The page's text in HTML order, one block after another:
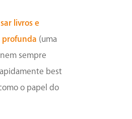
livros e
profunda (uma
sempre
best
o papel do